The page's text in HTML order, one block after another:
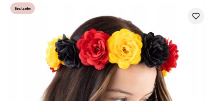
Bestseller